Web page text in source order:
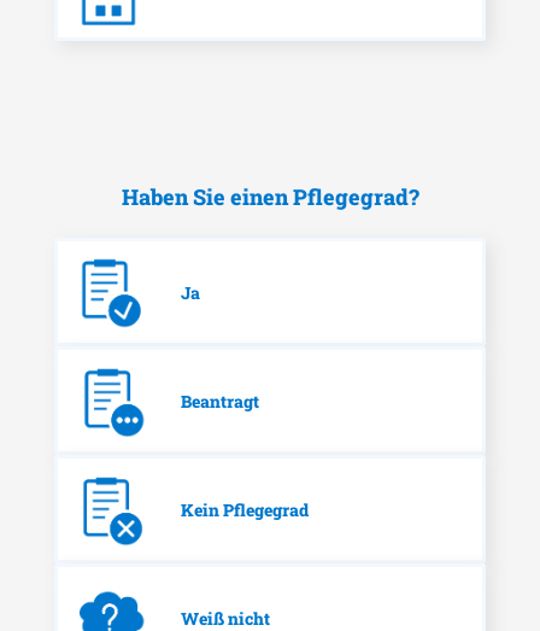
Haben Sie einen Pflegegrad?
Ja
Beantragt
Kein Pflegegrad
Weiß nicht